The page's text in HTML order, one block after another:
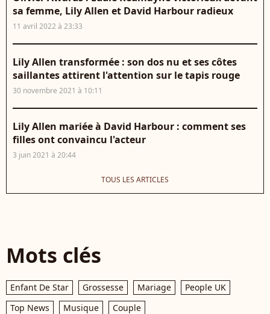
sa femme, Lily Allen et David Harbour radieux
11 avril 2022 à 23:33
Lily Allen transformée : son dos nu et ses côtes
saillantes attirent l'attention sur le tapis rouge
30 novembre 2021 à 10:11
Lily Allen mariée à David Harbour : comment ses
filles ont convaincu l'acteur
3 juin 2021 à 20:44
TOUS LES ARTICLES
Mots clés
Enfant De Star Grossesse Mariage
People UK
Top News
Musique Couple